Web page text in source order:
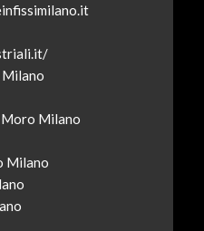
Milano
Milano
Milano